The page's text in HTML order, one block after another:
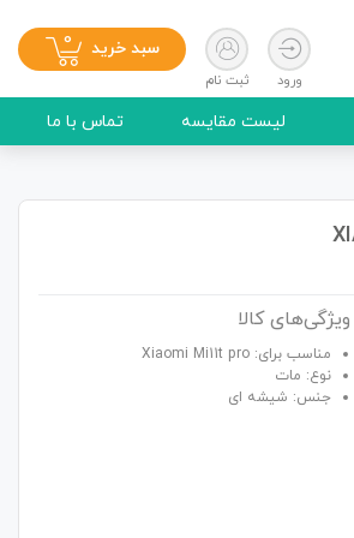
ورود ثبت نام
سبد خرید 0
لیست مقایسه تماس با ما
ویژگی‌های کالا
مناسب برای: Xiaomi Mi11t pro
نوع: مات
جنس: شیشه ای